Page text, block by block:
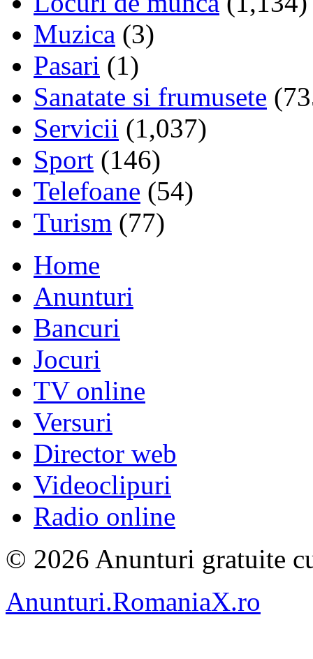
Muzica (3)
Pasari (1)
Sanatate si frumusete
Servicii (1,037)
Sport (146)
Telefoane (54)
Turism (77)
Home
Anunturi
Bancuri
Jocuri
TV online
Versuri
Director web
Videoclipuri
Radio online
© 2026 Anunturi gratuite
Anunturi.RomaniaX.ro